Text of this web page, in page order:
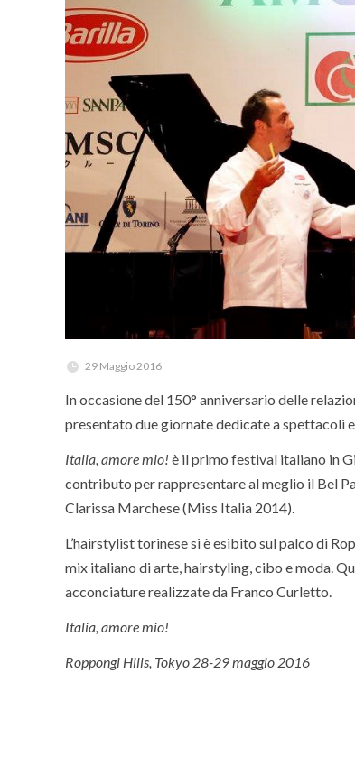
29 Maggio 2016
In occasione del 150° anniversario delle
presentato due giornate dedicate a spettacoli
Italia, amore mio! è il primo festival italiano in
contributo per rappresentare al meglio il Bel
Clarissa Marchese (Miss Italia 2014).
L’hairstylist torinese si è esibito sul palco di
mix italiano di arte, hairstyling, cibo e moda.
acconciature realizzate da Franco Curletto.
Italia, amore mio!
Roppongi Hills, Tokyo 28-29 maggio 2016